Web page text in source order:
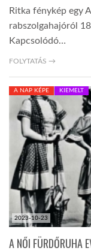
Ritka fénykép egy
rabszolgahajóról
Kapcsolódó…
FOLYTATÁS →
2023-10-23
A NAP KÉPE KIEMELT
A NŐI FÜRDŐRUHA